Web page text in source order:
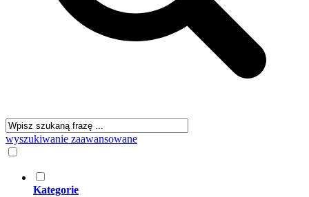
wyszukiwanie zaawansowane
Kategorie